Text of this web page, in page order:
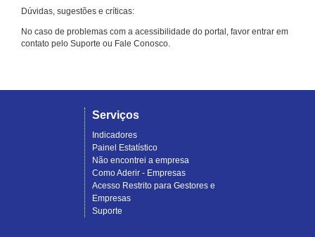
Dúvidas, sugestões e críticas:
No caso de problemas com a acessibilidade do portal, favor entrar em
contato pelo Suporte ou Fale Conosco.
Serviços
Indicadores
Painel Estatístico
Não encontrei a empresa
Como Aderir - Empresas
Acesso Restrito para Gestores e
Empresas
Suporte